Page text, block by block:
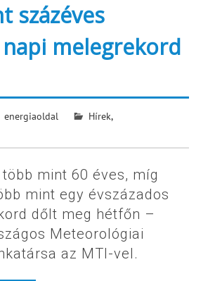
százéves
melegrekord
energiaoldal Hírek,
mint 60 éves, míg
mint egy évszázados
dőlt meg hétfőn –
Meteorológiai
az MTI-vel.